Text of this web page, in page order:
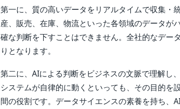
第一に、質の高いデータをリアルタイムで収集・
産、販売、在庫、物流といった各領域のデータが
確な判断を下すことはできません。全社的なデー
りとなります。
第二に、AIによる判断をビジネスの文脈で理解し
システムが自律的に動くといっても、その目的を
間の役割です。データサイエンスの素養を持ち、